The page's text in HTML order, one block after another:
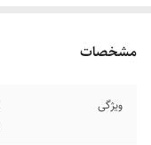
مشخصات
ویژگی